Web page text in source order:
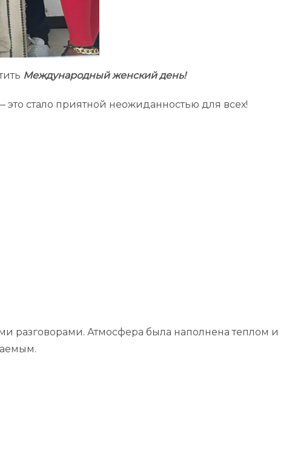
Международный женский день!
это стало приятной неожиданностью для всех!
разговорами. Атмосфера была наполнена теплом и